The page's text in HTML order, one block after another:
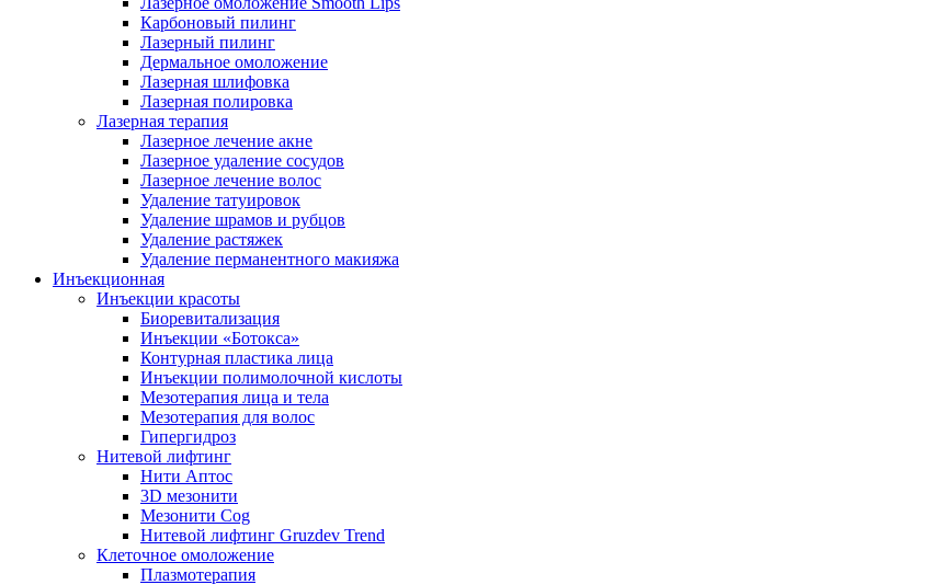
Карбоновый пилинг
Лазерный пилинг
Дермальное омоложение
Лазерная шлифовка
Лазерная полировка
Лазерная терапия
Лазерное лечение акне
Лазерное удаление сосудов
Лазерное лечение волос
Удаление татуировок
Удаление шрамов и рубцов
Удаление растяжек
Удаление перманентного макияжа
Инъекционная
Инъекции красоты
Биоревитализация
Инъекции «Ботокса»
Контурная пластика лица
Инъекции полимолочной кислоты
Мезотерапия лица и тела
Мезотерапия для волос
Гипергидроз
Нитевой лифтинг
Нити Аптос
3D мезонити
Мезонити Cog
Нитевой лифтинг Gruzdev Trend
Клеточное омоложение
Плазмотерапия